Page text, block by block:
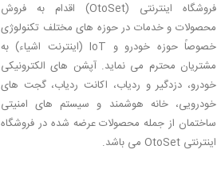
فروشگاه اینترنتی (OtoSet) اقدام به فروش
محصولات و خدمات در حوزه های مختلف تکنولوژی
خصوصاً حوزه خودرو و IoT (اینترنت اشیاء) به
مشتریان محترم می نماید. آپشن های الکترونیکی
خودرو، دزدگیر و ردیاب، اکانت ردیاب، گجت های
خودرویی، خانه هوشمند و سیستم های امنیتی
ساختمان از جمله محصولات عرضه شده در فروشگاه
اینترنتی OtoSet می باشد.